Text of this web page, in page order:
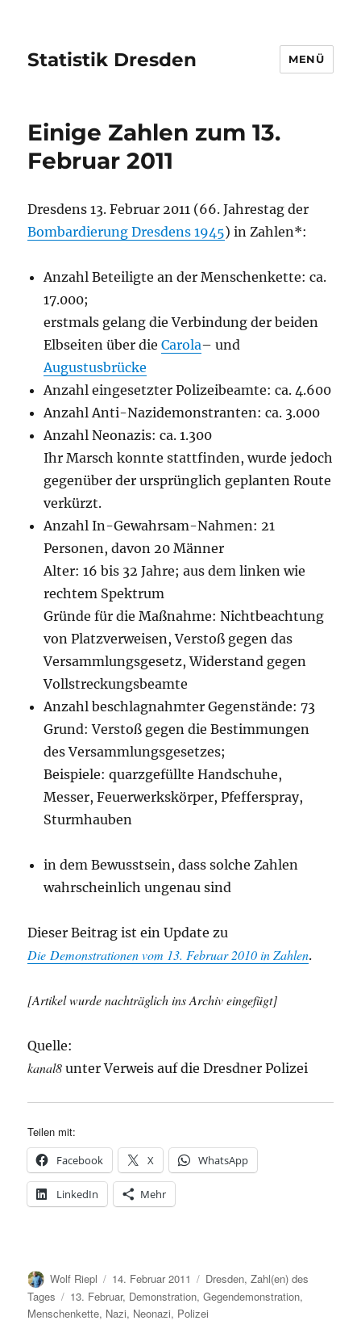
Statistik Dresden MENÜ
Einige Zahlen zum 13.
Februar 2011
Dresdens 13. Februar 2011 (66. Jahrestag der
Bombardierung Dresdens 1945) in Zahlen*:
Anzahl Beteiligte an der Menschenkette: ca.
17.000;
erstmals gelang die Verbindung der beiden
Elbseiten über dieCarola– und
Augustusbrücke
Anzahl eingesetzter Polizeibeamte: ca. 4.600
Anzahl Anti-Nazidemonstranten: ca. 3.000
Anzahl Neonazis: ca. 1.300
Ihr Marsch konnte stattfinden, wurde jedoch
gegenüber der ursprünglich geplanten Route
verkürzt.
Anzahl In-Gewahrsam-Nahmen: 21
Personen, davon 20 Männer
Alter: 16 bis 32 Jahre; aus dem linken wie
rechtem Spektrum
Gründe für die Maßnahme: Nichtbeachtung
von Platzverweisen, Verstoß gegen das
Versammlungsgesetz, Widerstand gegen
Vollstreckungsbeamte
Anzahl beschlagnahmter Gegenstände: 73
Grund: Verstoß gegen die Bestimmungen
des Versammlungsgesetzes;
Beispiele: quarzgefüllte Handschuhe,
Messer, Feuerwerkskörper, Pfefferspray,
Sturmhauben
in dem Bewusstsein, dass solche Zahlen
wahrscheinlich ungenau sind
Dieser Beitrag ist ein Update zu
Die Demonstrationen vom 13. Februar 2010 in Zahlen.
[Artikel wurde nachträglich ins Archiv eingefügt]
Quelle:
kanal8 unter Verweis auf die Dresdner Polizei
Teilen mit:
Facebook X WhatsApp
LinkedIn Mehr
Autor
Wolf Riepl
Veröffentlicht
am
14. Februar 2011 Kategorien
Dresden,Zahl(en) des
Tages
Schlagwörter
13. Februar, Demonstration,Gegendemonstration,
Menschenkette, Nazi, Neonazi, Polizei